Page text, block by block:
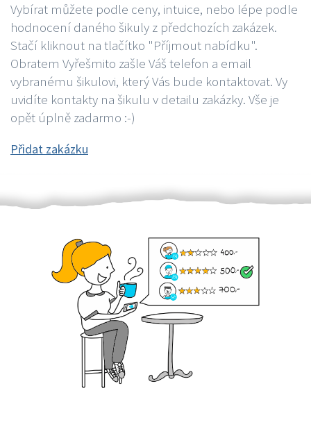
Vybírat můžete podle ceny, intuice, nebo lépe podle
hodnocení daného šikuly z předchozích zakázek.
Stačí kliknout na tlačítko "Příjmout nabídku".
Obratem Vyřešmito zašle Váš telefon a email
vybranému šikulovi, který Vás bude kontaktovat. Vy
uvidíte kontakty na šikulu v detailu zakázky. Vše je
opět úplně zadarmo :-)
Přidat zakázku